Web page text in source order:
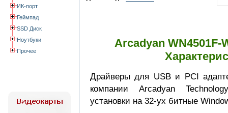
ИК-порт
Геймпад
SSD Диск
Ноутбуки
Прочее
Arcadyan WN4501F-
Драйверы для USB и PCI
компании Arcadyan
установки на 32-ух битные